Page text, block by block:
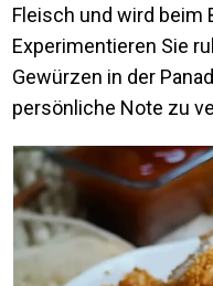
Fleisch und wird beim
Experimentieren Sie
Gewürzen in der
persönliche Note zu